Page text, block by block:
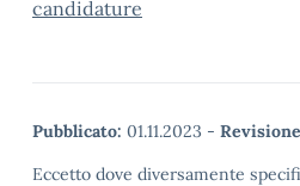
candidature
Pubblicato: 01.11.2023 -
Eccetto dove diversamente